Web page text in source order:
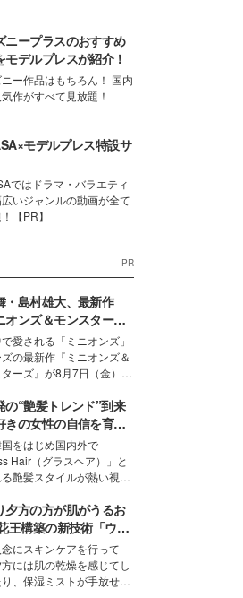
ニープラスのおすすめ
モデルプレスが紹介！
ー作品はもちろん！ 国内
作がすべて見放題！
モデルプレス特設サ
ではドラマ・バラエティ
いジャンルの動画が全て
【PR】
PR
・島村雄大、最新作
オンズ＆モンスター
魅力熱弁 ハチャメチャ
ゃない“友情と絆”に感
愛される「ミニオンズ」
の最新作『ミニオンズ＆
ーズ』が8月7日（金）に
き”という共通点を持つモ
城舞と島村雄大の特別対
届け！それぞれの視点か
作ならではの魅力や予想外
をもたらす奥深いストーリ
て熱く語り合ってもらっ
の“艶髪トレンド”到来
きの女性の自信を育む
ケア事情」って？
をはじめ国内外で
Hair（グラスヘア）」と
艶髪スタイルが熱い視線
完成度を高めるベースと
髪そのものの美しさ”に改
する人が増えている様
は、そんな憧れの艶やか
日常で叶える、美容好きの
ちのヘアケア事情を紹介し
夕方の方が肌がうるお
王構築の新技術「ウォ
キャプチャリングスキ
水肌）」がスキンケア
を変える予感
にスキンケアを行って
には肌の乾燥を感じてし
り、保湿ミストが手放せな